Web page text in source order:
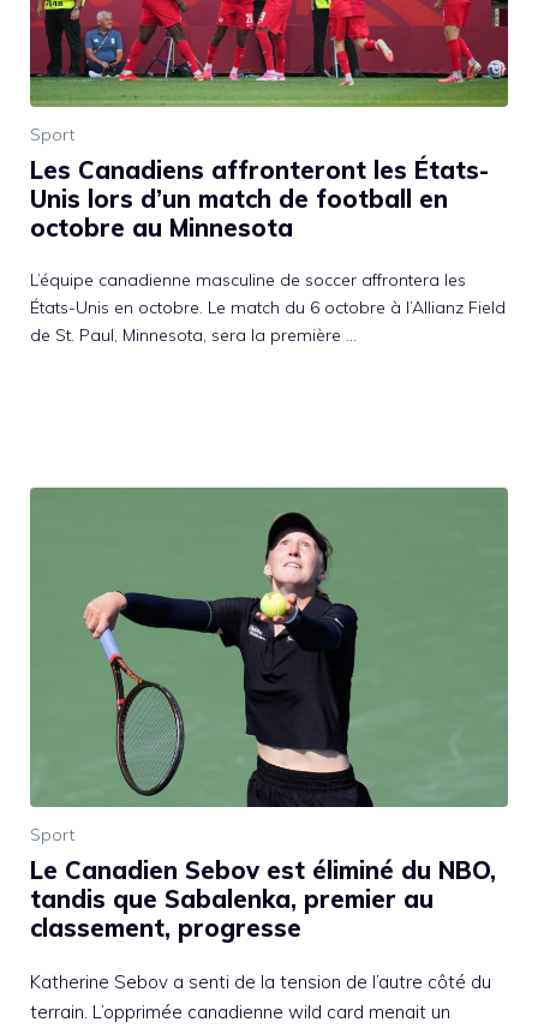
Sport
Les Canadiens affronteront les États-
Unis lors d’un match de football en
octobre au Minnesota
L’équipe canadienne masculine de soccer affrontera les
États-Unis en octobre. Le match du 6 octobre à l’Allianz Field
de St. Paul, Minnesota, sera la première …
Sport
Le Canadien Sebov est éliminé du NBO,
tandis que Sabalenka, premier au
classement, progresse
Katherine Sebov a senti de la tension de l’autre côté du
terrain. L’opprimée canadienne wild card menait un